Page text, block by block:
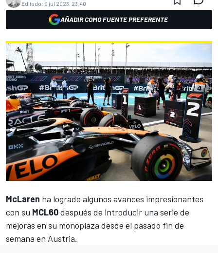
Editado: 9 jul 2023, 23:40
AÑADIR COMO FUENTE PREFERENTE
McLaren ha logrado algunos avances impresionantes
con su MCL60después de introducir una serie de
mejoras en su monoplaza desde el pasado fin de
semana en Austria.